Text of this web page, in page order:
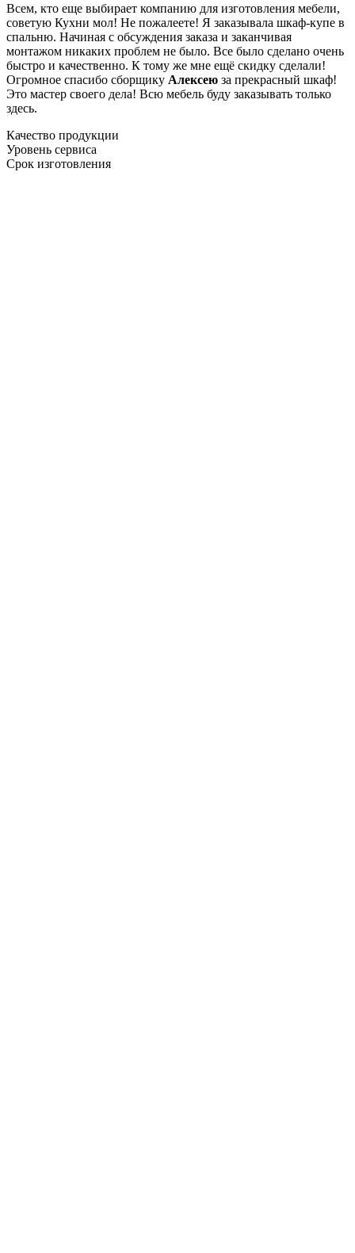
Всем, кто еще выбирает компанию для изготовления мебели,
советую Кухни мол! Не пожалеете! Я заказывала шкаф-купе в
спальню. Начиная с обсуждения заказа и заканчивая
монтажом никаких проблем не было. Все было сделано очень
быстро и качественно. К тому же мне ещё скидку сделали!
Огромное спасибо сборщику Алексею за прекрасный шкаф!
Это мастер своего дела! Всю мебель буду заказывать только
здесь.
Качество продукции
Уровень сервиса
Срок изготовления